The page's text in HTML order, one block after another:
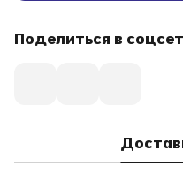
Поделиться в